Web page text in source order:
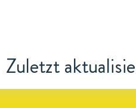
Zuletzt